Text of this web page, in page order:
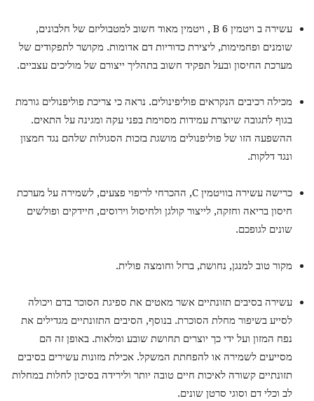
עשירה ב ויטמין B 6 , ויטמין מאוד חשוב למטבוליזם של חלבונים,
שומנים ופחמימות, ליצירת כדוריות דם אדומות. מקושר לתפקודים של
מערכת החיסון ובעל תפקיד חשוב בתהליך ייצורם של מוליכים עצביים.
מכילה רכיבים הנקראים פוליפינולים. נראה כי צריכת פוליפנולים גורמת
בגוף לתגובה שיוצרת עמידות מסוימת בפני עקה ומגינה על התאים.
ההשפעה הזו של פוליפנולים מושגת בזכות הסגולות שלהם נגד חמצון
ונגד דלקות.
כרישה עשירה בוויטמין C, ההכרחי לריפוי פצעים, לשמירה על מערכת
חיסון בריאה וחזקה, לייצור קולגן ולחיסול וירוסים, חיידקים ופולשים
שונים לגופכם.
מקור טוב למנגן, נחושת, ברזל וחומצה פולית.
עשירה בסיבים תזונתיים אשר מאטים את ספיגת הסוכר בדם ויכולה
לסייע בשיפור מחלת הסוכרת. בנוסף, הסיבים התזונתיים מגדילים את
נפח המזון ועל ידי כך יוצרים תחושת שובע ומלאות. באופן זה הם
מסייעים לשמירה או להפחתת המשקל. אכילת מזונות עשירים בסיבים
תזונתיים קשורה לאיכות חיים טובה יותר ולירידה בסיכון לחלות במחלות
לב וכלי דם וסוגי סרטן שונים.